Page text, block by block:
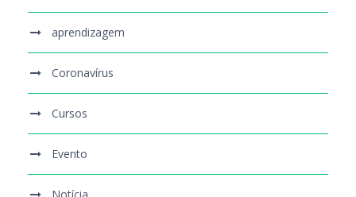
aprendizagem
Coronavírus
Cursos
Evento
Notícia